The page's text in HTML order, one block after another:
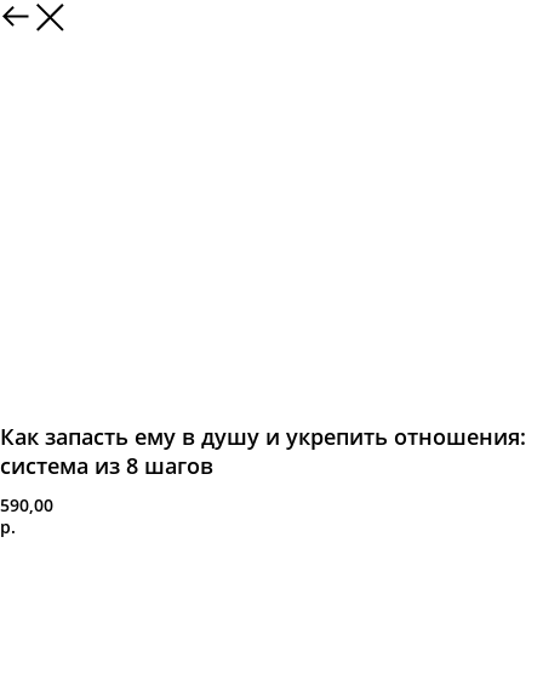
Как запасть ему в душу и укрепить отношения:
система из 8 шагов
590,00
р.